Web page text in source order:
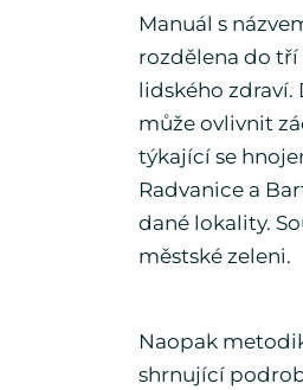
Manuál s
rozdělena do tří
lidského zdraví.
může ovlivnit
týkající se
Radvanice a
dané lokality.
městské zeleni.
Naopak
shrnující